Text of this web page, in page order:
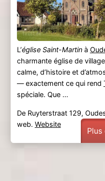
L’église Saint-Martinà
charmante église de
calme, d’histoire et
— exactement ce qui rend
spéciale. Que ...
De Ruyterstraat 129,
web. Website